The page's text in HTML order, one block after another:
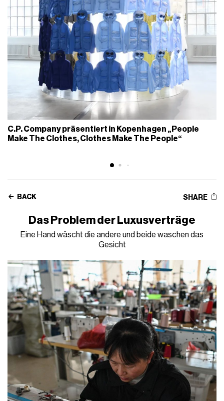
C.P. Company präsentiert in Kopenhagen „People
Make The Clothes, Clothes Make The People“
BACK SHARE
Das Problem der Luxusverträge
Eine Hand wäscht die andere und beide waschen das
Gesicht